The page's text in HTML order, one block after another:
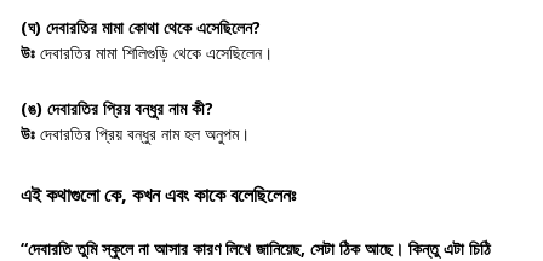
(ঘ) দেবারতির মামা কোথা থেকে এসেছিলেন?
উঃ দেবারতির মামা শিলিগুড়ি থেকে এসেছিলেন।
(ঙ) দেবারতির প্রিয় বন্ধুর নাম কী?
উঃ দেবারতির প্রিয় বন্ধুর নাম হল অনুপম।
এই কথাগুলো কে, কখন এবং কাকে বলেছিলেনঃ
“দেবারতি তুমি স্কুলে না আসার কারণ লিখে জানিয়েছ, সেটা ঠিক আছে। কিন্তু এটা চিঠি